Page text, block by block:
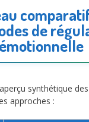
de
émotionnelle
synthétique des
approches :